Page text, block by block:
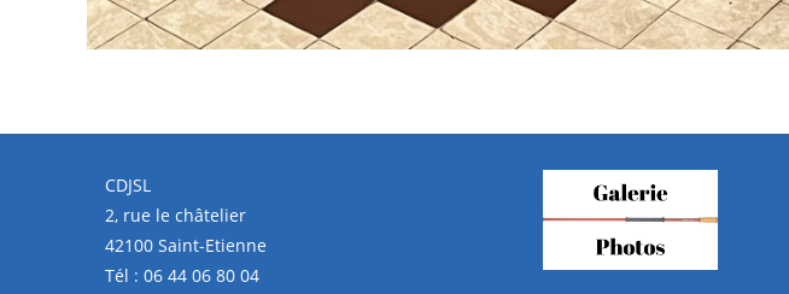
CDJSL
2, rue le châtelier
42100 Saint-Etienne
Tél : 06 44 06 80 04